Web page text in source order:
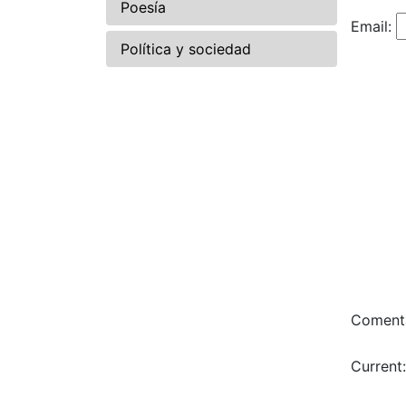
Poesía
Política y sociedad
Email:
Current: